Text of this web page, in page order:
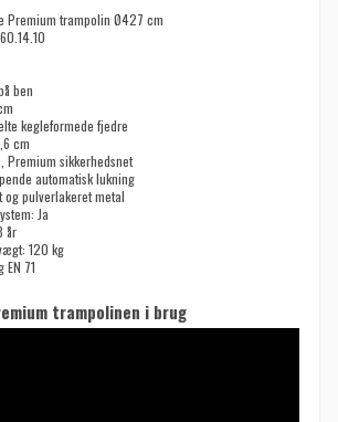
Premium trampolin Ø427 cm
ben
kegleformede fjedre
cm
Premium sikkerhedsnet
automatisk lukning
og pulverlakeret metal
Ja
år
120 kg
71
trampolinen i brug